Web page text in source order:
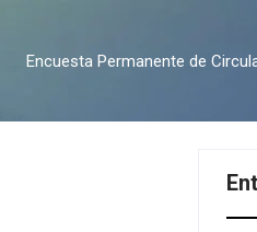
Encuesta Permanente de